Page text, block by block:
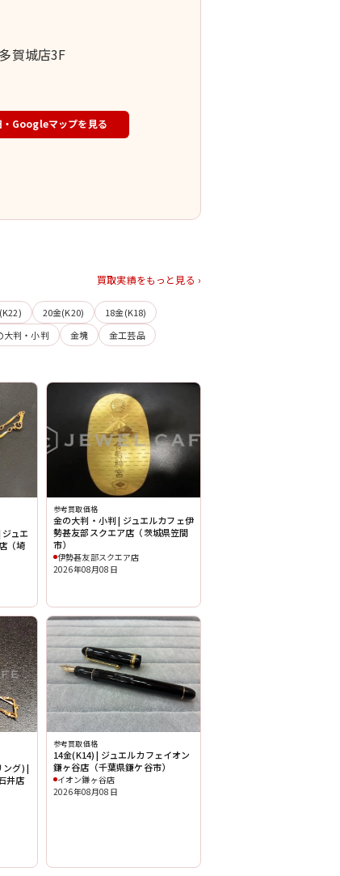
賀城店3F
・Googleマップを見る
買取実績をもっと見る ›
20金(K20)
18金(K18)
大判・小判 金塊
金工芸品
ュエ
（埼
参考買取価格
金の大判・小判 | ジュエルカフェ伊
勢甚友部スクエア店（茨城県笠間
市）
伊勢甚友部スクエア店
2026年08月08日
ング) |
井店
参考買取価格
14金(K14) | ジュエルカフェイオン
鎌ヶ谷店（千葉県鎌ケ谷市）
イオン鎌ヶ谷店
2026年08月08日